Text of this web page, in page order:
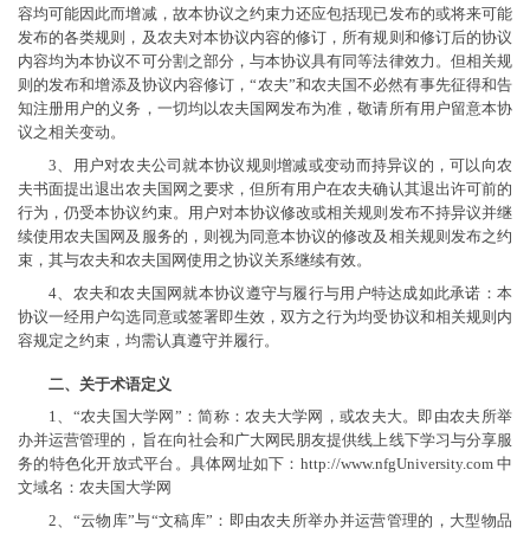
容均可能因此而增减，故本协议之约束力还应包括现已发布的或将来可能
发布的各类规则，及农夫对本协议内容的修订，所有规则和修订后的协议
内容均为本协议不可分割之部分，与本协议具有同等法律效力。但相关规
则的发布和增添及协议内容修订，“农夫”和农夫国不必然有事先征得和告
知注册用户的义务，一切均以农夫国网发布为准，敬请所有用户留意本协
议之相关变动。
3、用户对农夫公司就本协议规则增减或变动而持异议的，可以向农
夫书面提出退出农夫国网之要求，但所有用户在农夫确认其退出许可前的
行为，仍受本协议约束。用户对本协议修改或相关规则发布不持异议并继
续使用农夫国网及服务的，则视为同意本协议的修改及相关规则发布之约
束，其与农夫和农夫国网使用之协议关系继续有效。
4、农夫和农夫国网就本协议遵守与履行与用户特达成如此承诺：本
协议一经用户勾选同意或签署即生效，双方之行为均受协议和相关规则内
容规定之约束，均需认真遵守并履行。
二、关于术语定义
1、“农夫国大学网”：简称：农夫大学网，或农夫大。即由农夫所举
办并运营管理的，旨在向社会和广大网民朋友提供线上线下学习与分享服
务的特色化开放式平台。具体网址如下：http://www.nfgUniversity.com 中
文域名：农夫国大学网
2、“云物库”与“文稿库”：即由农夫所举办并运营管理的，大型物品